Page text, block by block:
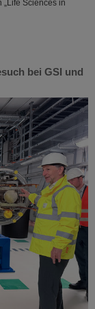
Sciences in
bei GSI und